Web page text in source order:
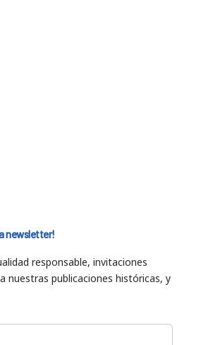
newsletter!
responsable, invitaciones
nuestras publicaciones históricas, y